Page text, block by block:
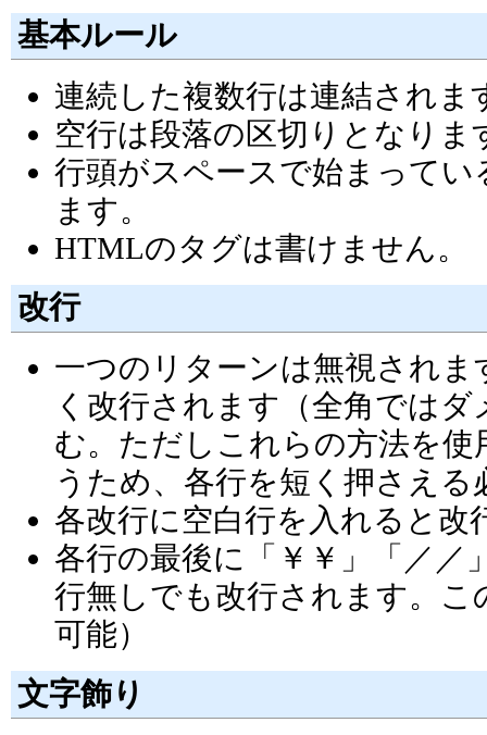
基本ルール
連続した複数行は連結されま
空行は段落の区切りとなりま
行頭がスペースで始まって
ます。
HTMLのタグは書けません。
改行
一つのリターンは無視され
く改行されます（全角では
む。ただしこれらの方法を
うため、各行を短く押さえる
各改行に空白行を入れると
各行の最後に「￥￥」「／／
行無しでも改行されます。こ
可能）
文字飾り